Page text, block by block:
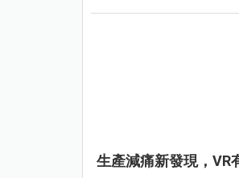
生產減痛新發現，VR